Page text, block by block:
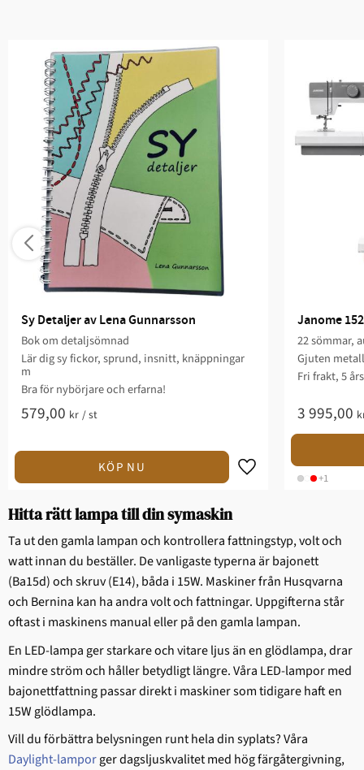
Sy Detaljer av Lena Gunnarsson
Bok om detaljsömnad
Lär dig sy fickor, sprund, insnitt, knäppningar
m
Bra för nybörjare och erfarna!
579,00 kr /st
Janome
22 sömmar,
Gjuten
Fri frakt, 5
3 995,00
+1
Hitta rätt lampa till din symaskin
Ta ut den gamla lampan och kontrollera fattningstyp, volt och
watt innan du beställer. De vanligaste typerna är bajonett
(Ba15d) och skruv (E14), båda i 15W. Maskiner från Husqvarna
och Bernina kan ha andra volt och fattningar. Uppgifterna står
oftast i maskinens manual eller på den gamla lampan.
En LED-lampa ger starkare och vitare ljus än en glödlampa, drar
mindre ström och håller betydligt längre. Våra LED-lampor med
bajonettfattning passar direkt i maskiner som tidigare haft en
15W glödlampa.
Vill du förbättra belysningen runt hela din syplats? Våra
Daylight-lamporger dagsljuskvalitet med hög färgåtergivning,